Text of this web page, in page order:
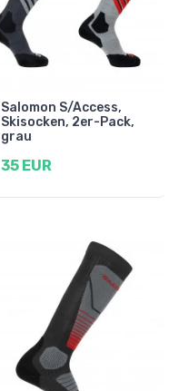
Salomon S/Access,
Skisocken, 2er-Pack,
grau
35 EUR